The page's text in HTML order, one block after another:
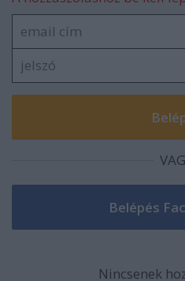
Nincsenek